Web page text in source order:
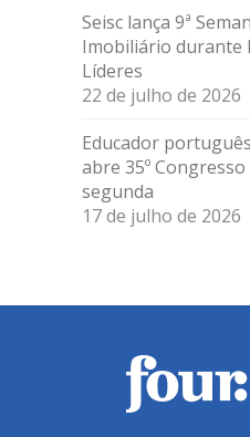
Seisc lança 9ª
Imobiliário durante
Líderes
22 de julho de 2026
Educador
abre 35º
segunda
17 de julho de 2026